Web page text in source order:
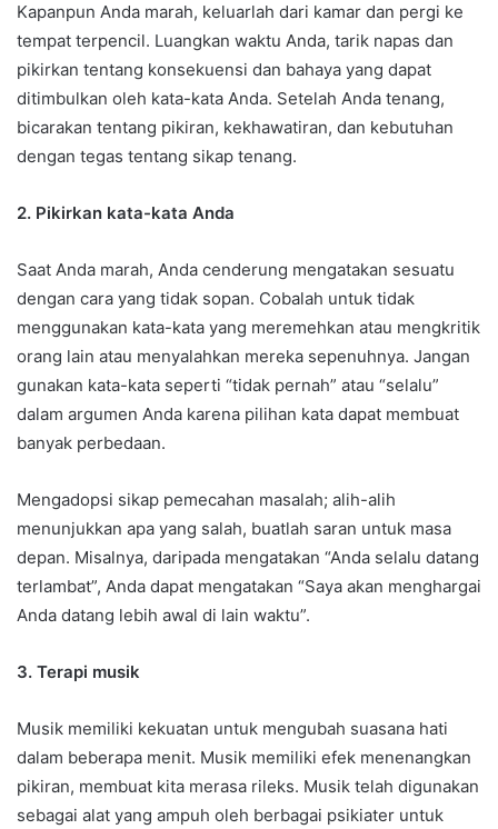
Kapanpun Anda marah, keluarlah dari kamar dan pergi ke
tempat terpencil. Luangkan waktu Anda, tarik napas dan
pikirkan tentang konsekuensi dan bahaya yang dapat
ditimbulkan oleh kata-kata Anda. Setelah Anda tenang,
bicarakan tentang pikiran, kekhawatiran, dan kebutuhan
dengan tegas tentang sikap tenang.
2. Pikirkan kata-kata Anda
Saat Anda marah, Anda cenderung mengatakan sesuatu
dengan cara yang tidak sopan. Cobalah untuk tidak
menggunakan kata-kata yang meremehkan atau mengkritik
orang lain atau menyalahkan mereka sepenuhnya. Jangan
gunakan kata-kata seperti “tidak pernah” atau “selalu”
dalam argumen Anda karena pilihan kata dapat membuat
banyak perbedaan.
Mengadopsi sikap pemecahan masalah; alih-alih
menunjukkan apa yang salah, buatlah saran untuk masa
depan. Misalnya, daripada mengatakan “Anda selalu datang
terlambat”, Anda dapat mengatakan “Saya akan menghargai
Anda datang lebih awal di lain waktu”.
3. Terapi musik
Musik memiliki kekuatan untuk mengubah suasana hati
dalam beberapa menit. Musik memiliki efek menenangkan
pikiran, membuat kita merasa rileks. Musik telah digunakan
sebagai alat yang ampuh oleh berbagai psikiater untuk